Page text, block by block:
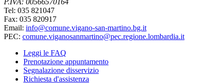
P.IVA: 00566570164
Tel: 035 821047
Fax: 035 820917
Email: info@comune.vigano-san-martino.bg.it
PEC: comune.viganosanmartino@pec.regione.lombardia.it
Leggi le FAQ
Prenotazione appuntamento
Segnalazione disservizio
Richiesta d'assistenza